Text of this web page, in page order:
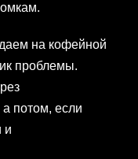
на кофейной
проблемы.
а потом, если
и